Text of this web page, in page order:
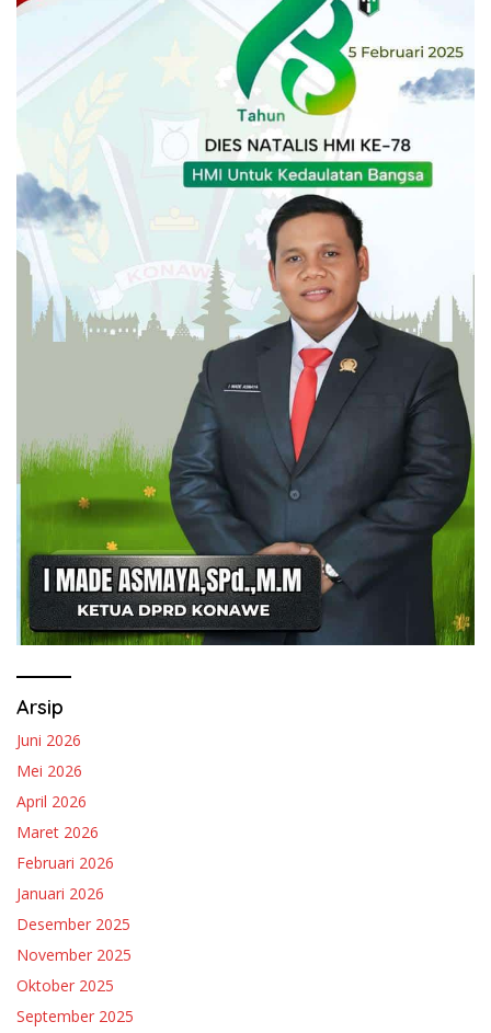
Arsip
Juni 2026
Mei 2026
April 2026
Maret 2026
Februari 2026
Januari 2026
Desember 2025
November 2025
Oktober 2025
September 2025